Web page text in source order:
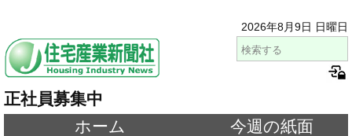
2026年8月9日 日曜日
正社員募集中
ホーム
今週の紙面